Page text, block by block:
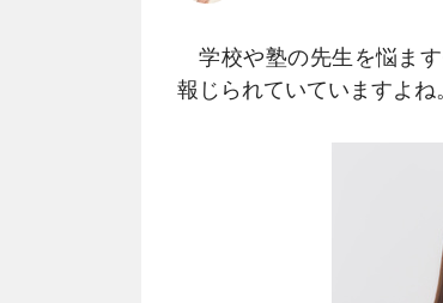
学校や塾の先生を悩ま
報じられていていますよね